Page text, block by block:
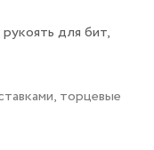
для бит,
торцевые